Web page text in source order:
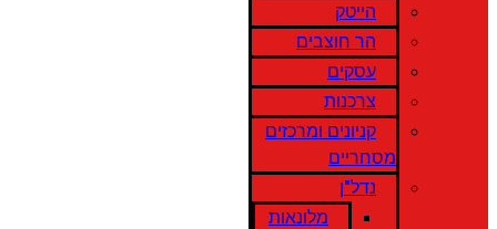
הייטק
הר חוצבים
עסקים
צרכנות
קניונים ומרכזים
מסחריים
נדל"ן
מלונאות